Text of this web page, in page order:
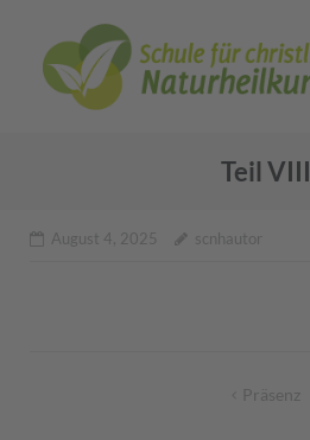
Teil VIII
August 4, 2025 scnhautor
BeitragsnavigationPräsenz